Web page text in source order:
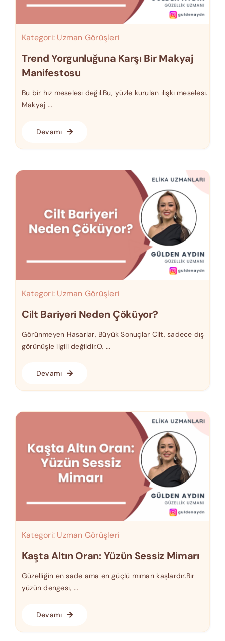
Kategori: Uzman Görüşleri
Trend Yorgunluğuna Karşı Bir Makyaj
Manifestosu
Bu bir hız meselesi değil.Bu, yüzle kurulan ilişki meselesi.
Makyaj ...
Devamı
Kategori: Uzman Görüşleri
Cilt Bariyeri Neden Çöküyor?
Görünmeyen Hasarlar, Büyük Sonuçlar Cilt, sadece dış
görünüşle ilgili değildir.O, ...
Devamı
Kategori: Uzman Görüşleri
Kaşta Altın Oran: Yüzün Sessiz Mimarı
Güzelliğin en sade ama en güçlü mimarı kaşlardır.Bir
yüzün dengesi, ...
Devamı